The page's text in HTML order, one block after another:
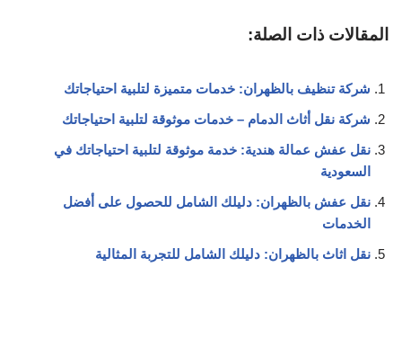
المقالات ذات الصلة:
شركة تنظيف بالظهران: خدمات متميزة لتلبية احتياجاتك
شركة نقل أثاث الدمام – خدمات موثوقة لتلبية احتياجاتك
نقل عفش عمالة هندية: خدمة موثوقة لتلبية احتياجاتك في
السعودية
نقل عفش بالظهران: دليلك الشامل للحصول على أفضل
الخدمات
نقل اثاث بالظهران: دليلك الشامل للتجربة المثالية